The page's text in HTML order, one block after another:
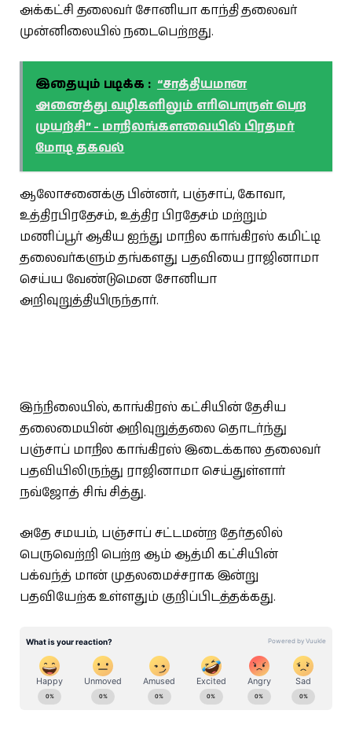
அக்கட்சி தலைவர் சோனியா காந்தி தலைவர்
முன்னிலையில் நடைபெற்றது.
இதையும் படிக்க : “சாத்தியமான
அனைத்து வழிகளிலும் எரிபொருள் பெற
முயற்சி” - மாநிலங்களவையில் பிரதமர்
மோடி தகவல்
ஆலோசனைக்கு பின்னர், பஞ்சாப், கோவா,
உத்திரபிரதேசம், உத்திர பிரதேசம் மற்றும்
மணிப்பூர் ஆகிய ஐந்து மாநில காங்கிரஸ் கமிட்டி
தலைவர்களும் தங்களது பதவியை ராஜினாமா
செய்ய வேண்டுமென சோனியா
அறிவுறுத்தியிருந்தார்.
இந்நிலையில், காங்கிரஸ் கட்சியின் தேசிய
தலைமையின் அறிவுறுத்தலை தொடர்ந்து
பஞ்சாப் மாநில காங்கிரஸ் இடைக்கால தலைவர்
பதவியிலிருந்து ராஜினாமா செய்துள்ளார்
நவ்ஜோத் சிங் சித்து.
அதே சமயம், பஞ்சாப் சட்டமன்ற தேர்தலில்
பெருவெற்றி பெற்ற ஆம் ஆத்மி கட்சியின்
பக்வந்த் மான் முதலமைச்சராக இன்று
பதவியேற்க உள்ளதும் குறிப்பிடத்தக்கது.